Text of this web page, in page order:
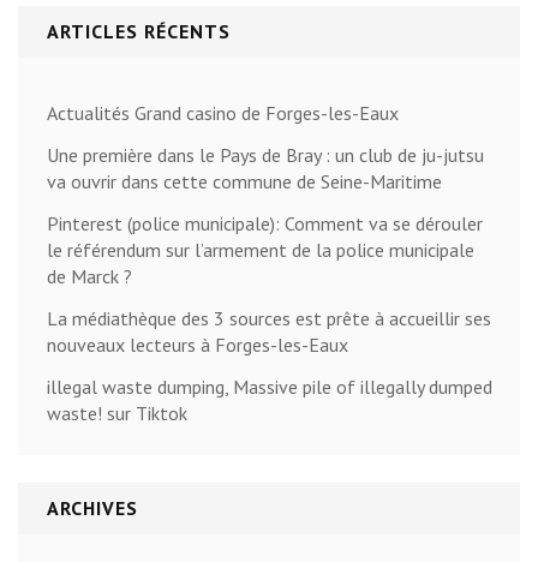
ARTICLES RÉCENTS
Actualités Grand casino de Forges-les-Eaux
Une première dans le Pays de Bray : un club de ju-jutsu
va ouvrir dans cette commune de Seine-Maritime
Pinterest (police municipale): Comment va se dérouler
le référendum sur l’armement de la police municipale
de Marck ?
La médiathèque des 3 sources est prête à accueillir ses
nouveaux lecteurs à Forges-les-Eaux
illegal waste dumping, Massive pile of illegally dumped
waste! sur Tiktok
ARCHIVES